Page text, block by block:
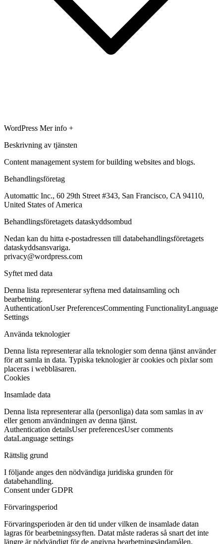
WordPress Mer info +
Beskrivning av tjänsten
Content management system for building websites and blogs.
Behandlingsföretag
Automattic Inc., 60 29th Street #343, San Francisco, CA 94110,
United States of America
Behandlingsföretagets dataskyddsombud
Nedan kan du hitta e-postadressen till databehandlingsföretagets
dataskyddsansvariga.
privacy@wordpress.com
Syftet med data
Denna lista representerar syftena med datainsamling och
bearbetning.
AuthenticationUser PreferencesCommenting FunctionalityLanguage
Settings
Använda teknologier
Denna lista representerar alla teknologier som denna tjänst använder
för att samla in data. Typiska teknologier är cookies och pixlar som
placeras i webbläsaren.
Cookies
Insamlade data
Denna lista representerar alla (personliga) data som samlas in av
eller genom användningen av denna tjänst.
Authentication detailsUser preferencesUser comments
dataLanguage settings
Rättslig grund
I följande anges den nödvändiga juridiska grunden för
databehandling.
Consent under GDPR
Förvaringsperiod
Förvaringsperioden är den tid under vilken de insamlade datan
lagras för bearbetningssyften. Datat måste raderas så snart det inte
längre är nödvändigt för de angivna bearbetningsändamålen.